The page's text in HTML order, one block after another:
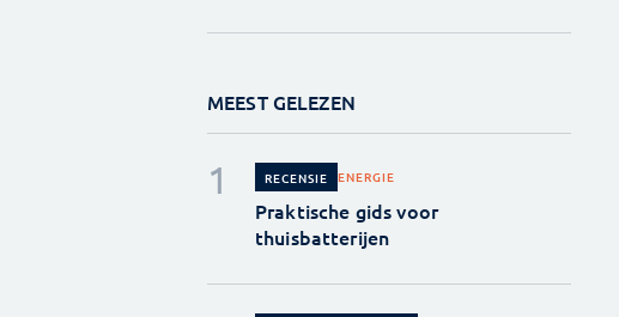
MEEST GELEZEN
RECENSIE ENERGIE
Praktische gids voor
thuisbatterijen